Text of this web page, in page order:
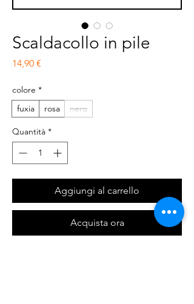
Scaldacollo in pile
14,90 €
colore *
fuxia
rosa nero
Quantità *
Aggiungi al carrello
Acquista ora